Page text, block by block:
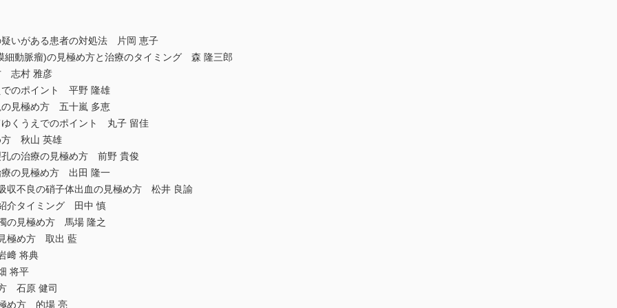
いがある患者の対処法 片岡 恵子
動脈瘤)の見極め方と治療のタイミング 森 隆三郎
志村 雅彦
のポイント 平野 隆雄
見極め方 五十嵐 多恵
くうえでのポイント 丸子 留佳
方 秋山 英雄
の治療の見極め方 前野 貴俊
の見極め方 出田 隆一
収不良の硝子体出血の見極め方 松井 良諭
介タイミング 田中 慎
の見極め方 馬場 隆之
極め方 取出 藍
﨑 将典
将平
石原 健司
め方 的場 亮